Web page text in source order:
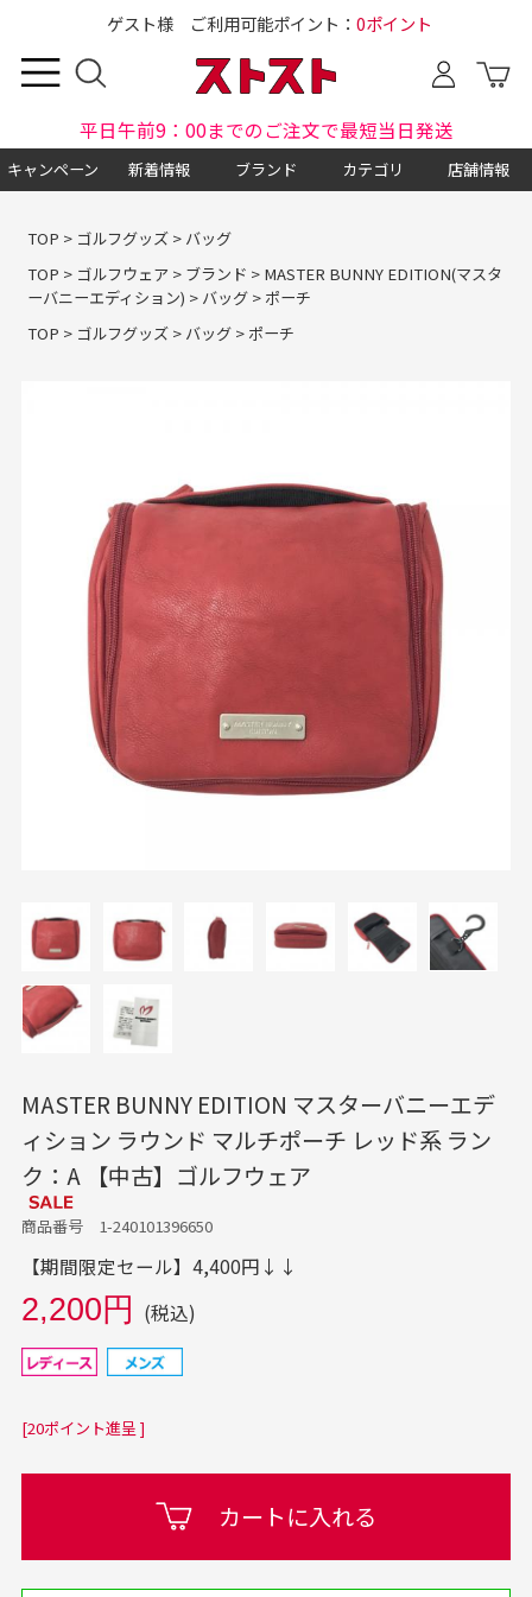
ゲスト様 ご利用可能ポイント： 0ポイント
平日午前9：00までのご注文で最短当日発送
キャンペーン 新着情報 ブランド カテゴリ 店舗情報
TOP > ゴルフグッズ> バッグ
TOP > ゴルフウェア > ブランド > MASTER BUNNY EDITION(マスタ
ーバニーエディション) > バッグ> ポーチ
TOP > ゴルフグッズ> バッグ> ポーチ
MASTER BUNNY EDITION マスターバニーエデ
ィション ラウンド マルチポーチ レッド系 ラン
ク：A 【中古】ゴルフウェア
商品番号 1-240101396650
【期間限定セール】4,400円↓↓
2,200円 (税込)
[20ポイント進呈 ]
カートに入れる